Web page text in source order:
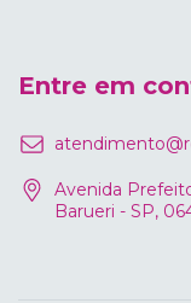
Entre em
Avenida
Barueri - SP,